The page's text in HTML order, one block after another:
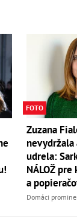
FOTO
Zuzana
nevydržala
udrela:
NÁLOŽ
a
Domáci